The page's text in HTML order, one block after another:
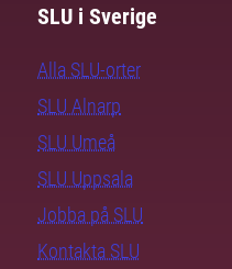
SLU i Sverige
Alla SLU-orter
SLU Alnarp
SLU Umeå
SLU Uppsala
Jobba på SLU
Kontakta SLU